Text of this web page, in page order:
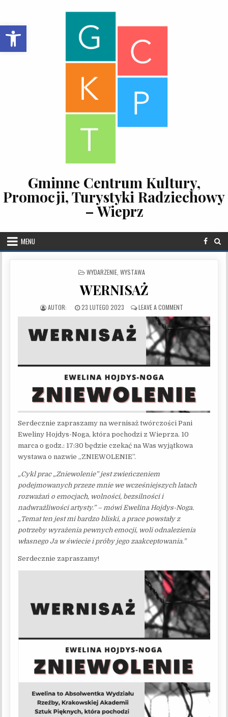
Open toolbar
Gminne Centrum Kultury,
Promocji, Turystyki Radziechowy
– Wieprz
MENU
POSTED IN
WYDARZENIE, WYSTAWA
WERNISAŻ
PUBLISHED DATE:
23 LUTEGO 2023 LEAVE A COMMENTON WERNISAŻ
Serdecznie zapraszamy na wernisaż twórczości Pani
Eweliny Hojdys-Noga, która pochodzi z Wieprza. 10
marca o godz.: 17:30 będzie czekać na Was wyjątkowa
wystawa o nazwie „ZNIEWOLENIE”.
„Cykl prac „Zniewolenie” jest zwieńczeniem
podejmowanych przeze mnie we wcześniejszych latach
rozważań o emocjach, wolności, bezsilności i
nadwrażliwości artysty.” – mówi Ewelina Hojdys-Noga.
„Temat ten jest mi bardzo bliski, a prace powstały z
potrzeby wyrażenia pewnych emocji, woli odnalezienia
własnego Ja w świecie i próby jego zaakceptowania.”
Serdecznie zapraszamy!